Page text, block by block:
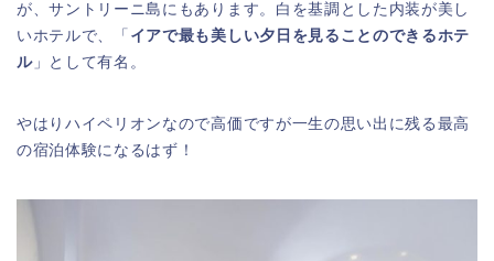
が、サントリーニ島にもあります。白を基調とした内装が美し
いホテルで、「 イアで最も美しい夕日を見ることのできるホテ
ル」として有名。
やはりハイペリオンなので高価ですが一生の思い出に残る最高
の宿泊体験になるはず！